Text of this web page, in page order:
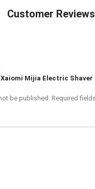
Customer Reviews
Mijia Electric Shaver
be published. Required